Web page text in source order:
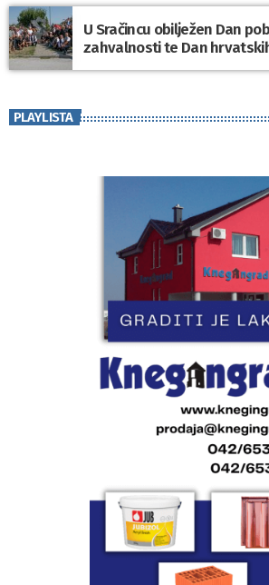
U Sračincu obilježen Dan
zahvalnosti te Dan
PLAYLISTA